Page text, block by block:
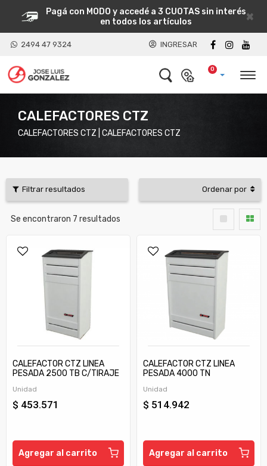
×
Pagá con MODO y accedé a 3 CUOTAS sin interés
en todos los artículos
2494 47 9324 INGRESAR
0
CALEFACTORES CTZ
CALEFACTORES CTZ | CALEFACTORES CTZ
Filtrar resultados Ordenar por
Se encontraron 7 resultados
CALEFACTOR CTZ LINEA
PESADA 2500 TB C/TIRAJE
Unidad
$ 453.571
Agregar al carrito
CALEFACTOR CTZ LINEA
PESADA 4000 TN
Unidad
$ 514.942
Agregar al carrito